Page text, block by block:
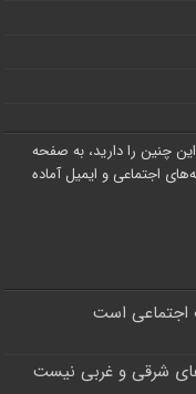
این چنین را دارید، به صفحه
اجتماعی و ایمیل آماده
اجتماعی است
شرقی و غربی نیست